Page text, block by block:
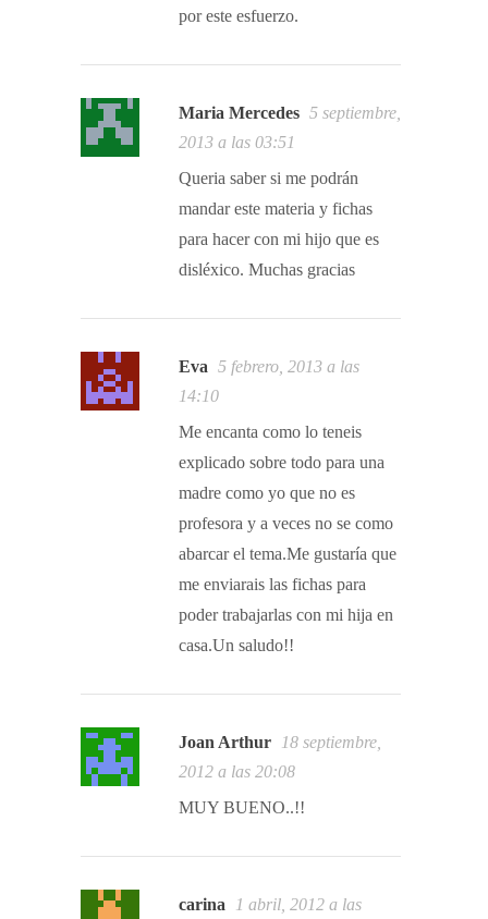
por este esfuerzo.
Maria Mercedes 5 septiembre,
2013 a las 03:51
Queria saber si me podrán
mandar este materia y fichas
para hacer con mi hijo que es
disléxico. Muchas gracias
Eva 5 febrero, 2013 a las
14:10
Me encanta como lo teneis
explicado sobre todo para una
madre como yo que no es
profesora y a veces no se como
abarcar el tema.Me gustaría que
me enviarais las fichas para
poder trabajarlas con mi hija en
casa.Un saludo!!
Joan Arthur
18 septiembre,
2012 a las 20:08
MUY BUENO..!!
carina 1 abril, 2012 a las